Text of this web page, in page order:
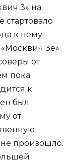
3» на
к нему
3е».
от
пока
к
был
от
не произошло.